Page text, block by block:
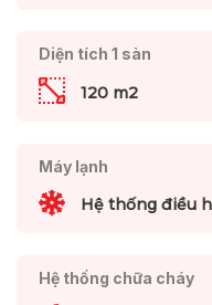
Diện tích 1 sàn
120 m2
Máy lạnh
Hệ thống điều
Hệ thống chữa cháy